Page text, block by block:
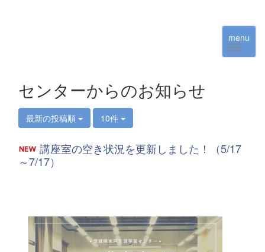
menu
センターからのお知らせ
最新の投稿順 10件
講座室の空き状況を更新しました！（5/17
～7/17）